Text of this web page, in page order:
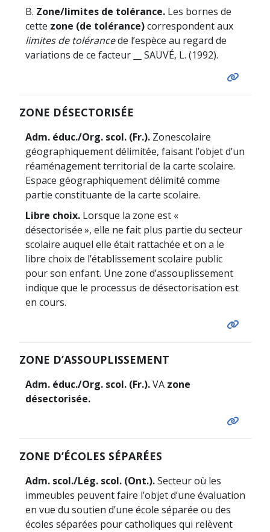
B. Zone/limites de tolérance.Les bornes de
cette zone (de tolérance)correspondent aux
limites de tolérancede l’espèce au regard de
variations de ce facteur __ SAUVÉ, L. (1992).
ZONE DÉSECTORISÉE
Adm. éduc./Org. scol. (Fr.). Zonescolaire
géographiquement délimitée, faisant l’objet d’un
réaménagement territorial de la carte scolaire.
Espace géographiquement délimité comme
partie constituante de la carte scolaire.
Libre choix. Lorsque la zone est «
désectorisée », elle ne fait plus partie du secteur
scolaire auquel elle était rattachée et on a le
libre choix de l’établissement scolaire public
pour son enfant. Une zone d’assouplissement
indique que le processus de désectorisation est
en cours.
ZONE D’ASSOUPLISSEMENT
Adm. éduc./Org. scol. (Fr.).VA zone
désectorisée.
ZONE D’ÉCOLES SÉPARÉES
Adm. scol./Lég. scol. (Ont.).Secteur où les
immeubles peuvent faire l’objet d’une évaluation
en vue du soutien d’une école séparée ou des
écoles séparées pour catholiques qui relèvent